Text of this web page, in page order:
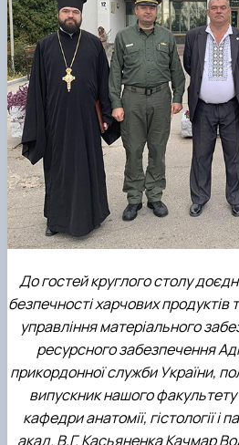
До гостей круглого столу
безпечності харчових
управління матеріального
ресурсного забезпечення
прикордонної служби України,
випускник нашого
кафедри анатомії, гістології і
акад. В.Г. Касьяненка Качмар